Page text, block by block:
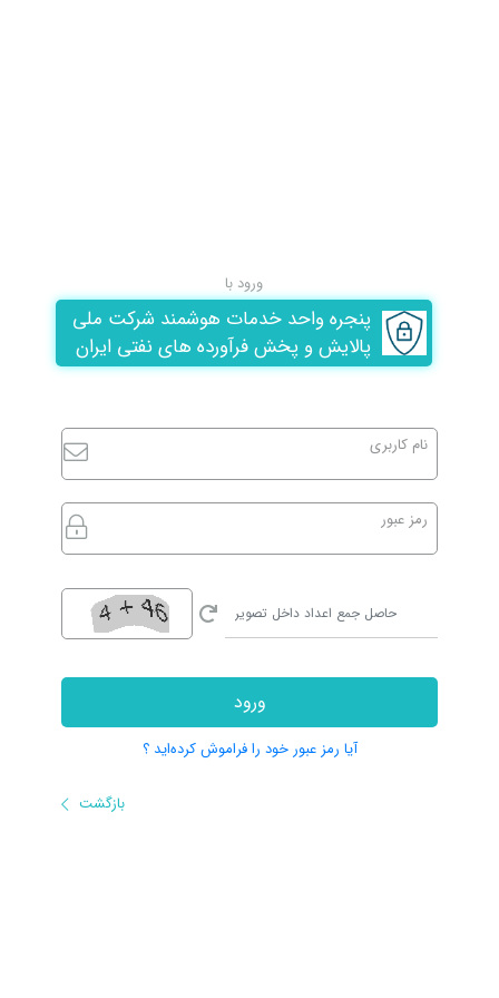
نام کاربری
رمز عبور
ورود
آیا رمز عبور خود را فراموش کرده‌اید ؟
بازگشت
ورود با
پنجره واحد خدمات هوشمند شرکت ملی
پالایش و پخش فرآورده های نفتی ایران